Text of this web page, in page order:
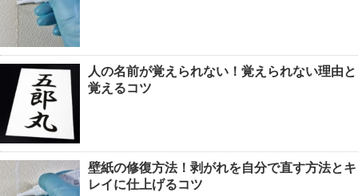
人の名前が覚えられない！覚えられない理由と
覚えるコツ
壁紙の修復方法！剥がれを自分で直す方法とキ
レイに仕上げるコツ